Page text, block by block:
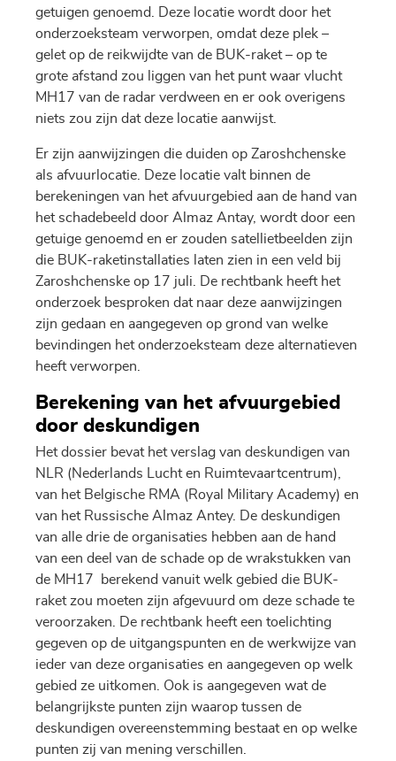
getuigen genoemd. Deze locatie wordt door het
onderzoeksteam verworpen, omdat deze plek –
gelet op de reikwijdte van de BUK-raket – op te
grote afstand zou liggen van het punt waar vlucht
MH17 van de radar verdween en er ook overigens
niets zou zijn dat deze locatie aanwijst.
Er zijn aanwijzingen die duiden op Zaroshchenske
als afvuurlocatie. Deze locatie valt binnen de
berekeningen van het afvuurgebied aan de hand van
het schadebeeld door Almaz Antay, wordt door een
getuige genoemd en er zouden satellietbeelden zijn
die BUK-raketinstallaties laten zien in een veld bij
Zaroshchenske op 17 juli. De rechtbank heeft het
onderzoek besproken dat naar deze aanwijzingen
zijn gedaan en aangegeven op grond van welke
bevindingen het onderzoeksteam deze alternatieven
heeft verworpen.
Berekening van het afvuurgebied
door deskundigen
Het dossier bevat het verslag van deskundigen van
NLR (Nederlands Lucht en Ruimtevaartcentrum),
van het Belgische RMA (Royal Military Academy) en
van het Russische Almaz Antey. De deskundigen
van alle drie de organisaties hebben aan de hand
van een deel van de schade op de wrakstukken van
de MH17 berekend vanuit welk gebied die BUK-
raket zou moeten zijn afgevuurd om deze schade te
veroorzaken. De rechtbank heeft een toelichting
gegeven op de uitgangspunten en de werkwijze van
ieder van deze organisaties en aangegeven op welk
gebied ze uitkomen. Ook is aangegeven wat de
belangrijkste punten zijn waarop tussen de
deskundigen overeenstemming bestaat en op welke
punten zij van mening verschillen.